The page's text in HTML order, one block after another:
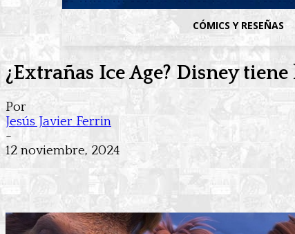
CÓMICS Y RESEÑAS
¿Extrañas Ice Age? Disney
Por
Jesús Javier Ferrin
-
12 noviembre, 2024